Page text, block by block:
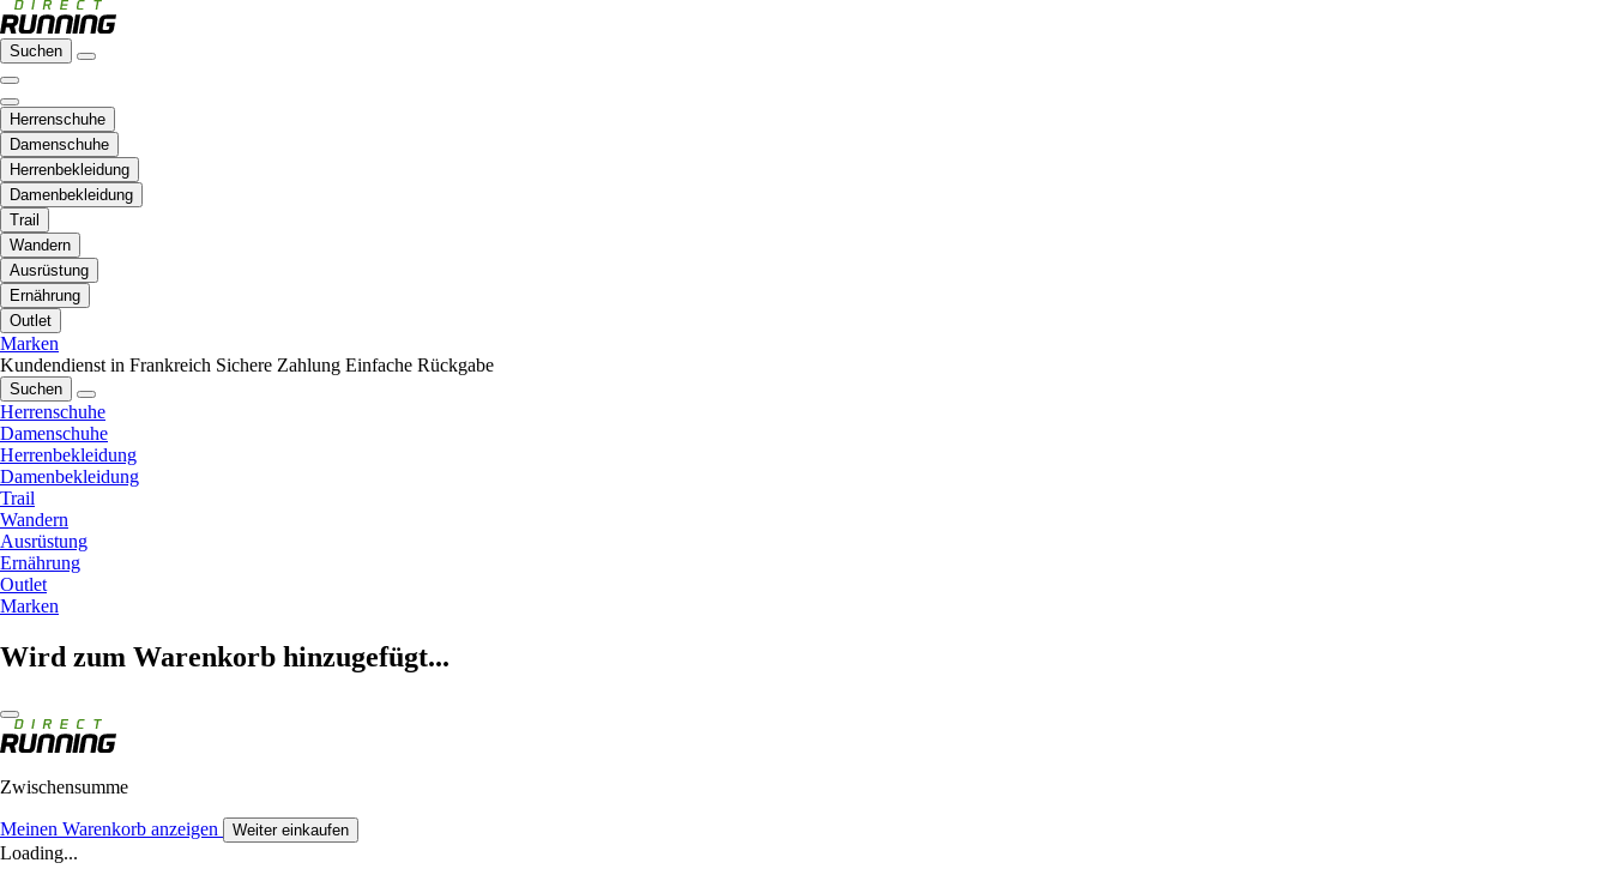
Suchen
Herrenschuhe
Damenschuhe
Herrenbekleidung
Damenbekleidung
Trail
Wandern
Ausrüstung
Ernährung
Outlet
Marken
Kundendienst in Frankreich Sichere Zahlung Einfache Rückgabe
Suchen
Herrenschuhe
Damenschuhe
Herrenbekleidung
Damenbekleidung
Trail
Wandern
Ausrüstung
Ernährung
Outlet
Marken
Wird zum Warenkorb hinzugefügt...
Zwischensumme
Meinen Warenkorb anzeigen Weiter einkaufen
Loading...